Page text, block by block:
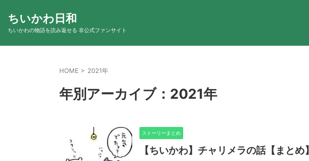
ちいかわ日和
ちいかわの物語を読み返せる 非公式ファンサイト
HOME > 2021年
年別アーカイブ：2021年
ストーリーまとめ
【ちいかわ】チャリメラの話【まとめ】